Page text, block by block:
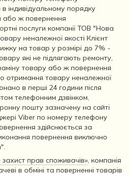
індивідуальному порядку
або ж повернення
послуги компанії ТОВ "Нова
неналежної якості Клієнт
на товар у розмірі до 7% -
які не підлягають ремонту,
товару або ж повернення
отримання товару неналежної
в перші 24 години після
телефонним дзвінком,
пошту зазначену на сайті
Viber по номеру телефону
здійснюється за
повернення виключно
прав споживачів», компанія
в обміні та поверненні товарів